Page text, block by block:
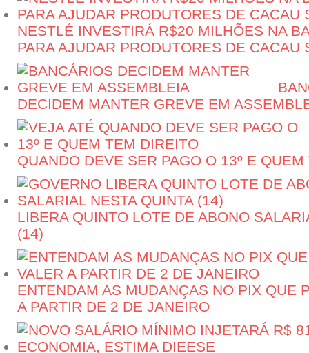
NESTLÉ INVESTIRÁ R$20 MILHÕES NA
PARA AJUDAR PRODUTORES DE CACAU
DECIDEM MANTER GREVE EM
QUANDO DEVE SER PAGO O 13º E
LIBERA QUINTO LOTE DE ABONO
(14)
ENTENDAM AS MUDANÇAS NO PIX QUE
A PARTIR DE 2 DE JANEIRO